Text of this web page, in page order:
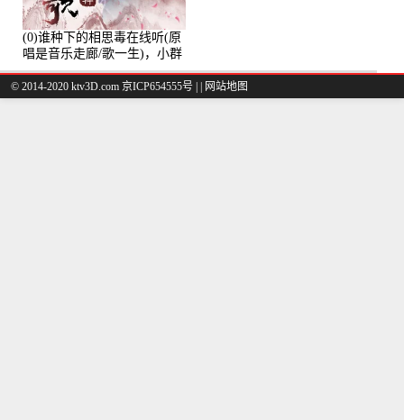
(0)谁种下的相思毒在线听(原
唱是音乐走廊/歌一生)，小群
演唱点播:8975次
© 2014-2020 ktv3D.com 京ICP654555号 | | 网站地图